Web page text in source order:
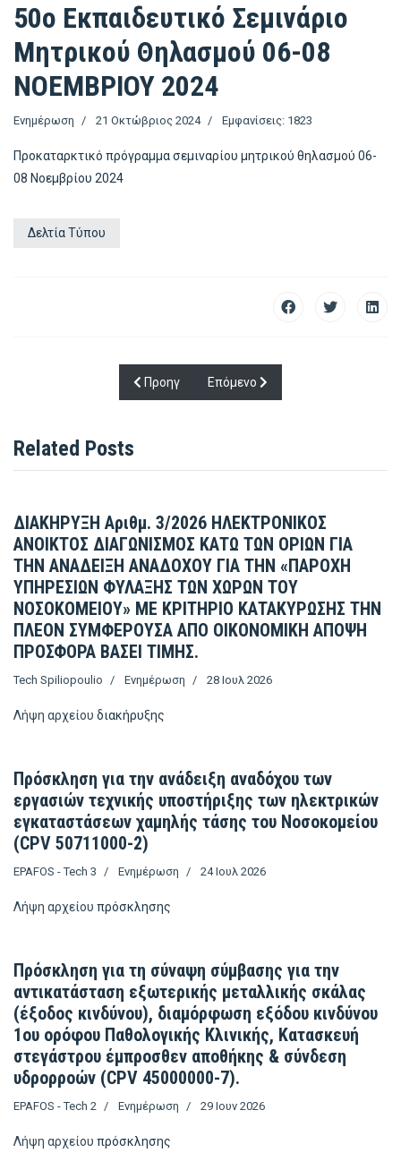
50o Εκπαιδευτικό Σεμινάριο
Μητρικού Θηλασμού 06-08
ΝΟΕΜΒΡΙΟΥ 2024
Ενημέρωση 21 Οκτώβριος 2024 Εμφανίσεις: 1823
Προκαταρκτικό πρόγραμμα σεμιναρίου μητρικού θηλασμού 06-
08 Νοεμβρίου 2024
Δελτία Τύπου
Προηγούμενο άρθρο: ΜΑΘΗΜΑ ΕΣΩΤΕΡΙΚΗΣ
Προηγ Επόμενο άρθρο: Πρόσκληση για
Επόμενο
Related Posts
ΔΙΑΚΗΡΥΞΗ Αριθμ. 3/2026 ΗΛΕΚΤΡΟΝΙΚΟΣ
ΑΝΟΙΚΤΟΣ ΔΙΑΓΩΝΙΣΜΟΣ ΚΑΤΩ ΤΩΝ ΟΡΙΩΝ ΓΙΑ
ΤΗΝ ΑΝΑΔΕΙΞΗ ΑΝΑΔΟΧΟΥ ΓΙΑ ΤΗΝ «ΠΑΡΟΧΗ
ΥΠΗΡΕΣΙΩΝ ΦΥΛΑΞΗΣ ΤΩΝ ΧΩΡΩΝ ΤΟΥ
ΝΟΣΟΚΟΜΕΙΟΥ» ΜΕ ΚΡΙΤΗΡΙΟ ΚΑΤΑΚΥΡΩΣΗΣ ΤΗΝ
ΠΛΕΟΝ ΣΥΜΦΕΡΟΥΣΑ ΑΠΟ ΟΙΚΟΝΟΜΙΚΗ ΑΠΟΨΗ
ΠΡΟΣΦΟΡΑ ΒΑΣΕΙ ΤΙΜΗΣ.
Tech Spiliopoulio Ενημέρωση 28 Ιουλ 2026
Λήψη αρχείου διακήρυξης
Πρόσκληση για την ανάδειξη αναδόχου των
εργασιών τεχνικής υποστήριξης των ηλεκτρικών
εγκαταστάσεων χαμηλής τάσης του Νοσοκομείου
(CPV 50711000-2)
EPAFOS - Tech 3 Ενημέρωση 24 Ιουλ 2026
Λήψη αρχείου πρόσκλησης
Πρόσκληση για τη σύναψη σύμβασης για την
αντικατάσταση εξωτερικής μεταλλικής σκάλας
(έξοδος κινδύνου), διαμόρφωση εξόδου κινδύνου
1ου ορόφου Παθολογικής Κλινικής, Κατασκευή
στεγάστρου έμπροσθεν αποθήκης & σύνδεση
υδρορροών (CPV 45000000-7).
EPAFOS - Tech 2 Ενημέρωση 29 Ιουν 2026
Λήψη αρχείου πρόσκλησης